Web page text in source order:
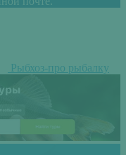
Рыбхоз-про рыбалку